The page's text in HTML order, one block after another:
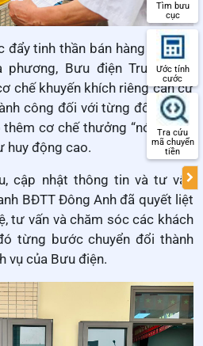
tinh thần bán hàng và bám
Bưu điện Trung tâm
chế khuyến khích riêng căn cứ
công đối với từng đối tượng
cơ chế thưởng “nóng” đối
huy động cao.
cập nhật thông tin và tư vấn
BĐTT Đông Anh đã quyết liệt
tư vấn và chăm sóc các khách
từng bước chuyển đổi thành
vụ của Bưu điện.
Tìm bưu
cục
Ước tính
cước
Tra cứu
mã chuyển
tiền